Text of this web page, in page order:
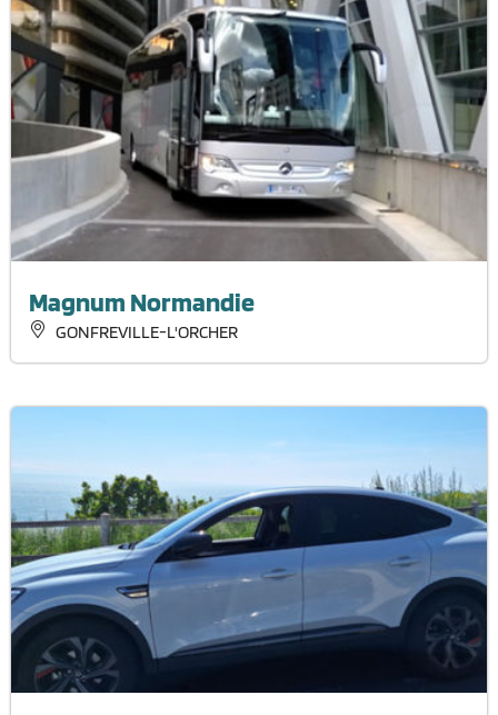
Magnum Normandie
GONFREVILLE-L'ORCHER